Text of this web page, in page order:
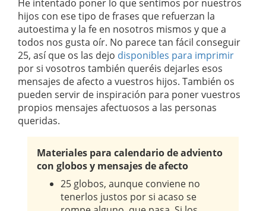
He intentado poner lo que sentimos por nuestros
hijos con ese tipo de frases que refuerzan la
autoestima y la fe en nosotros mismos y que a
todos nos gusta oír. No parece tan fácil conseguir
25, así que os las dejo disponibles para imprimir
por si vosotros también queréis dejarles esos
mensajes de afecto a vuestros hijos. También os
pueden servir de inspiración para poner vuestros
propios mensajes afectuosos a las personas
queridas.
Materiales para calendario de adviento
con globos y mensajes de afecto
25 globos, aunque conviene no
tenerlos justos por si acaso se